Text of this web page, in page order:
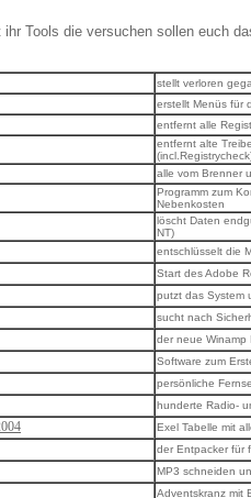
ihr Tools die versuchen sollen euch
stellt verloren
erstellt Menüs für
entfernt alle
entfernt alte
alle vom Brenner
Programm zum
Nebenkosten
löscht Daten
NT)
entschlüsselt die
Start des Adobe
putzt das System
sucht nach
der neue Winamp
Software zum
persönliche
hunderte Radio-
Exel Tabelle mit
der Entpacker für
MP3 schneiden
Adventskranz mit